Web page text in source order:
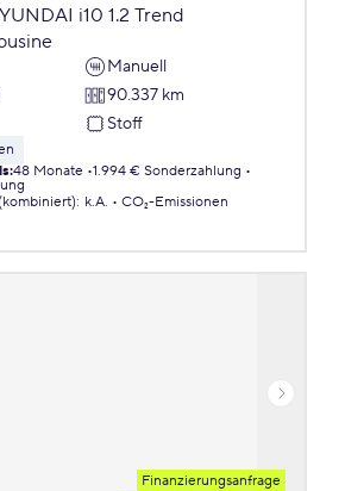
i10 1.2 Trend
Manuell
90.337 km
Stoff
:48 Monate 1.994 € Sonderzahlung
: k.A.
CO₂-Emissionen
Finanzierungsanfrage